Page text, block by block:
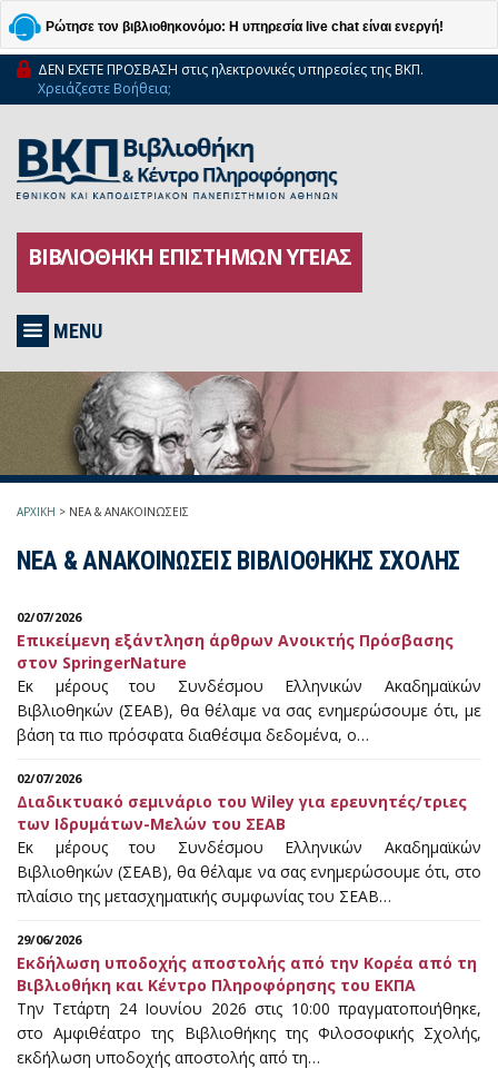
Ρώτησε τον βιβλιοθηκονόμο: Η υπηρεσία live chat είναι ενεργή!
ΔΕΝ ΕΧΕΤΕ ΠΡΟΣΒΑΣΗ στις ηλεκτρονικές υπηρεσίες της ΒΚΠ.
Χρειάζεστε Βοήθεια;
ΒΙΒΛΙΟΘΗΚΗ ΕΠΙΣΤΗΜΩΝ ΥΓΕΙΑΣ
MENU
ΑΡΧΙΚΗ > ΝΕΑ & ΑΝΑΚΟΙΝΩΣΕΙΣ
ΝΕΑ & ΑΝΑΚΟΙΝΩΣΕΙΣ ΒΙΒΛΙΟΘΗΚΗΣ ΣΧΟΛΗΣ
02/07/2026
Επικείμενη εξάντληση άρθρων Ανοικτής Πρόσβασης
στον SpringerNature
Εκ μέρους του Συνδέσμου Ελληνικών Ακαδημαϊκών
Βιβλιοθηκών (ΣΕΑΒ), θα θέλαμε να σας ενημερώσουμε ότι, με
βάση τα πιο πρόσφατα διαθέσιμα δεδομένα, ο…
02/07/2026
Διαδικτυακό σεμινάριο του Wiley για ερευνητές/τριες
των Ιδρυμάτων-Μελών του ΣΕΑΒ
Εκ μέρους του Συνδέσμου Ελληνικών Ακαδημαϊκών
Βιβλιοθηκών (ΣΕΑΒ), θα θέλαμε να σας ενημερώσουμε ότι, στο
πλαίσιο της μετασχηματικής συμφωνίας του ΣΕΑΒ…
29/06/2026
Εκδήλωση υποδοχής αποστολής από την Κορέα από τη
Βιβλιοθήκη και Κέντρο Πληροφόρησης του ΕΚΠΑ
Την Τετάρτη 24 Ιουνίου 2026 στις 10:00 πραγματοποιήθηκε,
στο Αμφιθέατρο της Βιβλιοθήκης της Φιλοσοφικής Σχολής,
εκδήλωση υποδοχής αποστολής από τη…